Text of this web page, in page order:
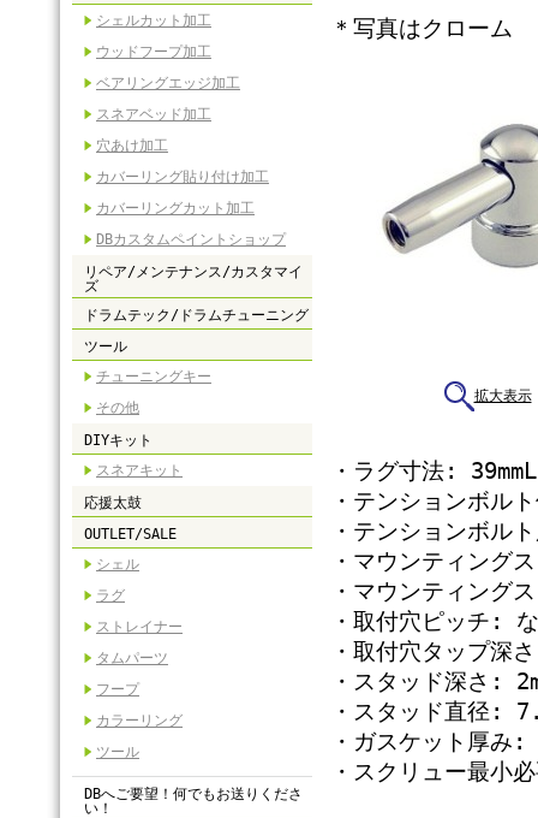
シェルカット加工
ウッドフープ加工
ベアリングエッジ加工
スネアベッド加工
穴あけ加工
カバーリング貼り付け加工
カバーリングカット加工
DBカスタムペイントショップ
リペア/メンテナンス/カスタマイ
ズ
ドラムテック/ドラムチューニング
ツール
チューニングキー
その他
DIYキット
スネアキット
応援太鼓
OUTLET/SALE
シェル
ラグ
ストレイナー
タムパーツ
フープ
カラーリング
ツール
DBへご要望！何でもお送りくださ
い！
＊写真はクローム
拡大表示
・ラグ寸法:
・テンションボ
・テンションボル
・マウンティング
・マウンティング
・取付穴ピッチ:
・取付穴タップ深
・スタッド深さ:
・スタッド直径:
・ガスケット厚み:
・スクリュー最小